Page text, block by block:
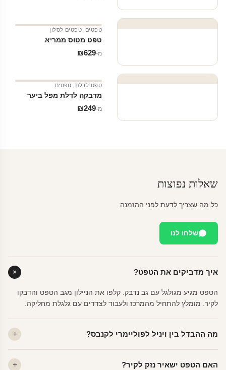
טפטים טפטים לסלון
טפט מטוס ממריא
מ‑ ₪629
טפט לדלת טפטים
מדבקה לדלת מפל ביער
מ‑ ₪249
שאלות נפוצות
כל מה שצריך לדעת לפני ההזמנה.
שלחו לנו
איך מדביקים את הטפט?
הטפט מגיע מגולגל עם גב נדבק. קלפו את הניילון מגב הטפט והדבקו
לקיר. מומלץ להתחיל מהמרכז ולעבוד לצדדים עם גלגלת מחליקה.
מה ההבדל בין ויניל לפוליימרי לקנבס?
פרמיום. קנבס — בד אמנותי יוקרתי, מט.
האם הטפט ישאיר נזק לקיר?